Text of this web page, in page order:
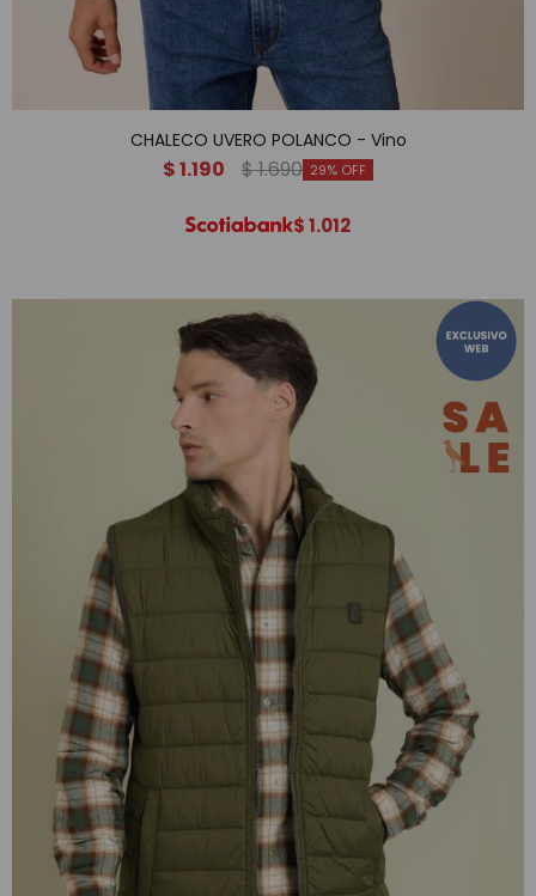
CHALECO UVERO POLANCO - Vino
$1.190 $1.690 29
$1.012